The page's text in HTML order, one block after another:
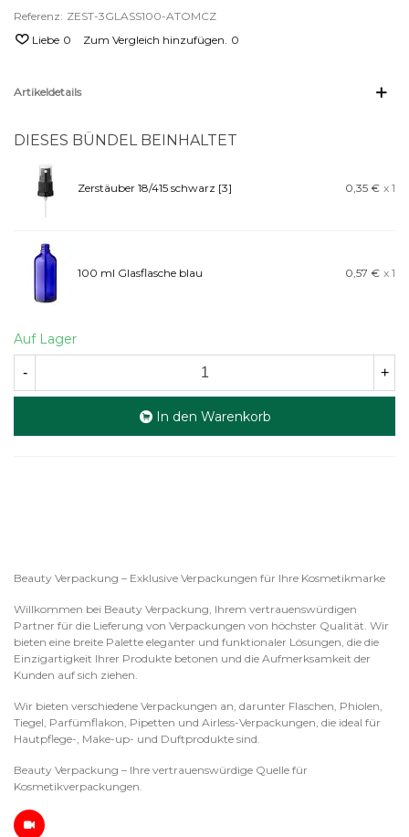
Referenz: ZEST-3GLASS100-ATOMCZ
Liebe 0 Zum Vergleich hinzufügen. 0
Artikeldetails
DIESES BÜNDEL BEINHALTET
Zerstäuber 18/415 schwarz [3] 0,35 € x 1
100 ml Glasflasche blau 0,57 € x 1
Auf Lager
- +
In den Warenkorb
Beauty Verpackung – Exklusive Verpackungen für Ihre Kosmetikmarke
Willkommen bei Beauty Verpackung, Ihrem vertrauenswürdigen
Partner für die Lieferung von Verpackungen von höchster Qualität. Wir
bieten eine breite Palette eleganter und funktionaler Lösungen, die die
Einzigartigkeit Ihrer Produkte betonen und die Aufmerksamkeit der
Kunden auf sich ziehen.
Wir bieten verschiedene Verpackungen an, darunter Flaschen, Phiolen,
Tiegel, Parfümflakon, Pipetten und Airless-Verpackungen, die ideal für
Hautpflege-, Make-up- und Duftprodukte sind.
Beauty Verpackung – Ihre vertrauenswürdige Quelle für
Kosmetikverpackungen.